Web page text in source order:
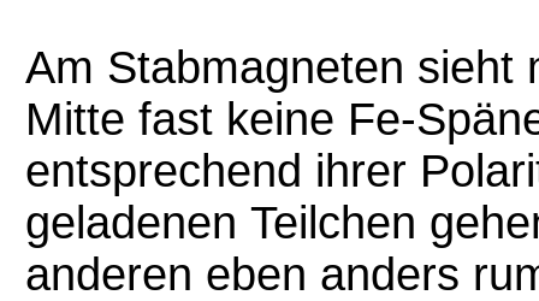
Am Stabmagneten sieht
Mitte fast keine Fe-
entsprechend ihrer
geladenen Teilchen
anderen eben anders